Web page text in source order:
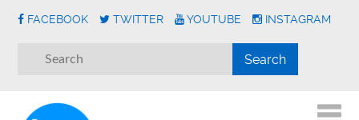
FACEBOOK TWITTER YOUTUBE INSTAGRAM